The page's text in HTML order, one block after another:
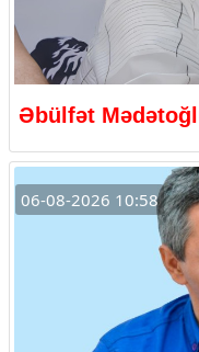
Əbülfət
06-08-2026 10:58